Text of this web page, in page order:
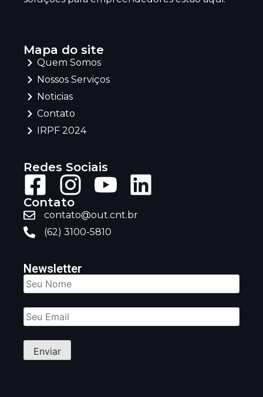
Mapa do site
Quem Somos
Nossos Serviços
Noticias
Contato
IRPF 2024
Redes Sociais
Contato
contato@out.cnt.br
(62) 3100-5810
Newsletter